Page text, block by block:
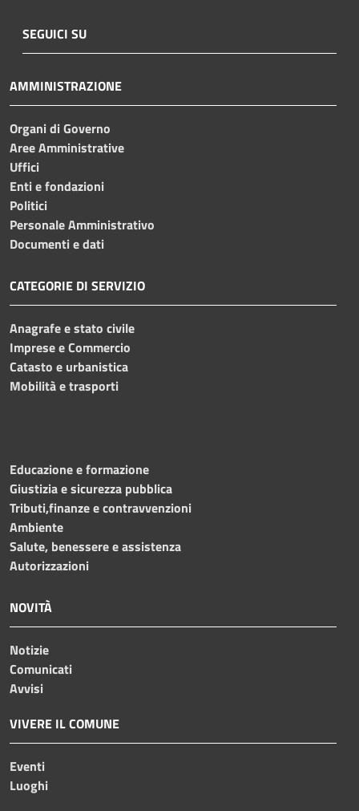
SEGUICI SU
AMMINISTRAZIONE
Organi di Governo
Aree Amministrative
Uffici
Enti e fondazioni
Politici
Personale Amministrativo
Documenti e dati
CATEGORIE DI SERVIZIO
Anagrafe e stato civile
Imprese e Commercio
Catasto e urbanistica
Mobilità e trasporti
Educazione e formazione
Giustizia e sicurezza pubblica
Tributi,finanze e contravvenzioni
Ambiente
Salute, benessere e assistenza
Autorizzazioni
NOVITÀ
Notizie
Comunicati
Avvisi
VIVERE IL COMUNE
Eventi
Luoghi